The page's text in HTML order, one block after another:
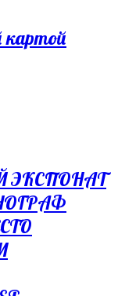
картой
ЭКСПОНАТ